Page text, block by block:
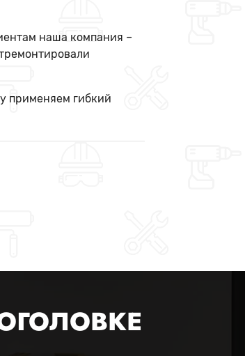
наша компания –
применяем гибкий